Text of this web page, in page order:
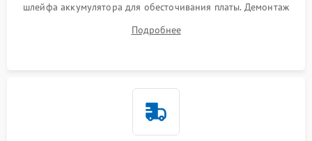
шлейфа аккумулятора для обесточивания платы. Демонтаж
высохшей термопасты с кристаллов чипов.
Подробнее